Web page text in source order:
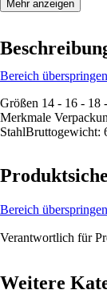
Mehr anzeigen
Bereich überspringen
Größen 14 - 16 - 18
Merkmale
StahlBruttogewicht:
Bereich überspringen
Verantwortlich für
Weitere